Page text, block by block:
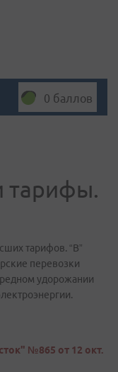
0 баллов
тарифы.
тарифов. “В”
перевозки
удорожании
№865 от 12 окт.